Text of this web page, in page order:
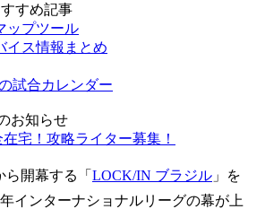
すめ記事
ップツール
イス情報まとめ
試合カレンダー
お知らせ
宅！攻略ライター募集！
ら開幕する「 LOCK/IN ブラジル 」を
インターナショナルリーグの幕が上